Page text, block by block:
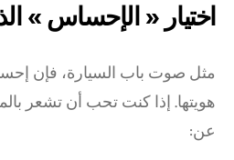
اختيار « الإحساس »
مثل صوت باب السيارة، فإن
هويتها. إذا كنت تحب أن تشعر
عن: